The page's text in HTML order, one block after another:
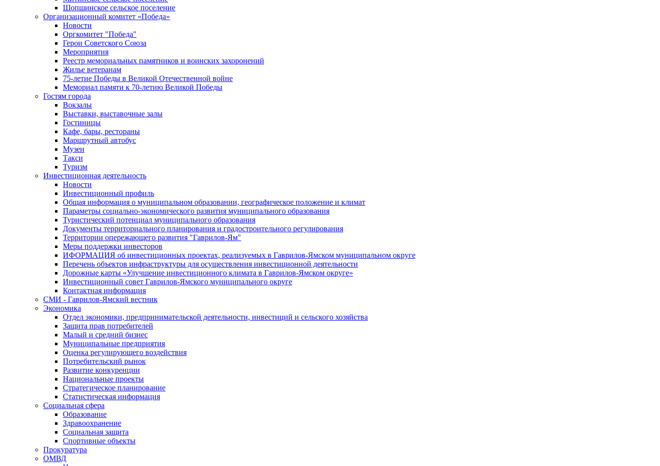
Шопшинское сельское поселение
Организационный комитет «Победа»
Новости
Оргкомитет "Победа"
Герои Советского Союза
Мероприятия
Реестр мемориальных памятников и воинских захоронений
Жилье ветеранам
75-летие Победы в Великой Отечественной войне
Мемориал памяти к 70-летию Великой Победы
Гостям города
Вокзалы
Выставки, выставочные залы
Гостиницы
Кафе, бары, рестораны
Маршрутный автобус
Музеи
Такси
Туризм
Инвестиционная деятельность
Новости
Инвестиционный профиль
Общая информация о муниципальном образовании, географическое положение и климат
Параметры социально-экономического развития муниципального образования
Туристический потенциал муниципального образования
Документы территориального планирования и градостроительного регулирования
Территории опережающего развития "Гаврилов-Ям"
Меры поддержки инвесторов
ИФОРМАЦИЯ об инвестиционных проектах, реализуемых в Гаврилов-Ямском муниципальном округе
Перечень объектов инфраструктуры для осуществления инвестиционной деятельности
Дорожные карты «Улучшение инвестиционного климата в Гаврилов-Ямском округе»
Инвестиционный совет Гаврилов-Ямского муниципального округе
Контактная информация
СМИ - Гаврилов-Ямский вестник
Экономика
Отдел экономики, предпринимательской деятельности, инвестиций и сельского хозяйства
Защита прав потребителей
Малый и средний бизнес
Муниципальные предприятия
Оценка регулирующего воздействия
Потребительский рынок
Развитие конкуренции
Национальные проекты
Стратегическое планирование
Статистическая информация
Социальная сфера
Образование
Здравоохранение
Социальная защита
Спортивные объекты
Прокуратура
ОМВД